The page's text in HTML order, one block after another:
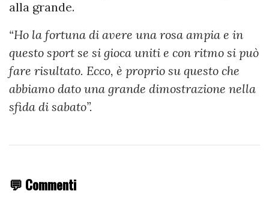
alla grande.
“Ho la fortuna di avere una rosa ampia e in
questo sport se si gioca uniti e con ritmo si può
fare risultato. Ecco, è proprio su questo che
abbiamo dato una grande dimostrazione nella
sfida di sabato”.
💬 Commenti